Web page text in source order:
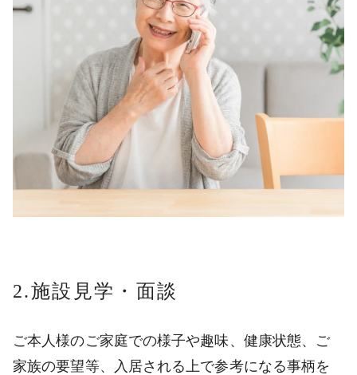
2.施設見学・面談
ご本人様のご家庭での様子や趣味、健康状態、ご
家族の要望等、入居される上で参考になる事柄を